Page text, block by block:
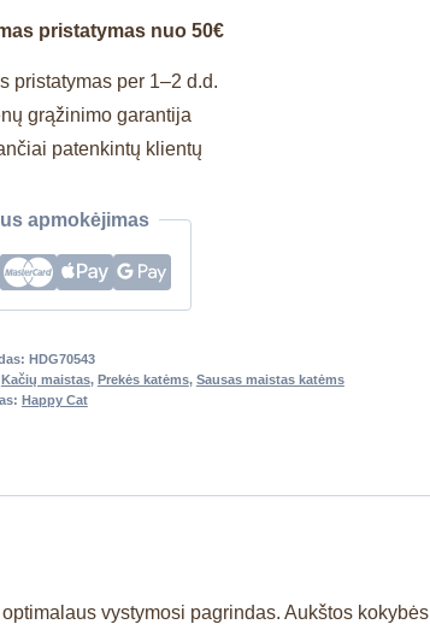
pristatymas nuo 50€
pristatymas per 1–2 d.d.
grąžinimo garantija
patenkintų klientų
apmokėjimas
HDG70543
Kačių maistas, Prekės katėms, Sausas maistas katėms
Happy Cat
vystymosi pagrindas. Aukštos